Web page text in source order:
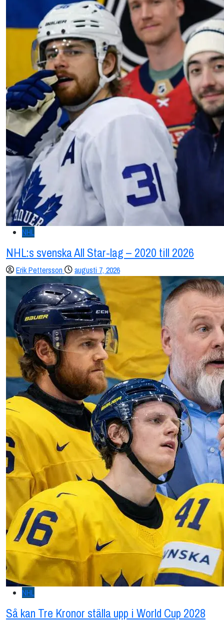
NHL
NHL:s svenska All Star-lag – 2020 till 2026
Erik Pettersson augusti 7, 2026
NHL
Så kan Tre Kronor ställa upp i World Cup 2028